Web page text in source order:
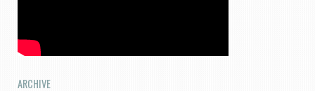
ARCHIVE